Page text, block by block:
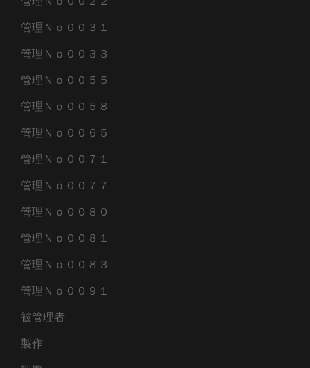
管理Ｎｏ００３１
管理Ｎｏ００３３
管理Ｎｏ００５５
管理Ｎｏ００５８
管理Ｎｏ００６５
管理Ｎｏ００７１
管理Ｎｏ００７７
管理Ｎｏ００８０
管理Ｎｏ００８１
管理Ｎｏ００８３
管理Ｎｏ００９１
被管理者
製作